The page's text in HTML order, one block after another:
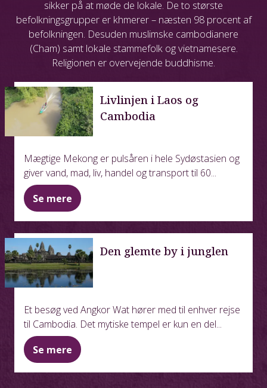
sikker på at møde de lokale. De to største
befolkningsgrupper er khmerer – næsten 98 procent af
befolkningen. Desuden muslimske cambodianere
(Cham) samt lokale stammefolk og vietnamesere.
Religionen er overvejende buddhisme.
Livlinjen i Laos og
Cambodia
Mægtige Mekong er pulsåren i hele Sydøstasien og
giver vand, mad, liv, handel og transport til 60...
Se mere
Den glemte by i junglen
Et besøg ved Angkor Wat hører med til enhver rejse
til Cambodia. Det mytiske tempel er kun en del...
Se mere